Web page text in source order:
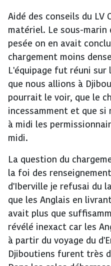
Aidé des conseils du LV
matériel. Le sous-
pesée on en avait
chargement moins
L'équipage fut réuni
que nous allions à
pourrait le voir, que le
incessamment et que
à midi les
midi.
La question du
la foi des
d'Iberville je refusai du
que les Anglais en
avait plus que
révélé inexact car les
à partir du voyage du
Djiboutiens furent très